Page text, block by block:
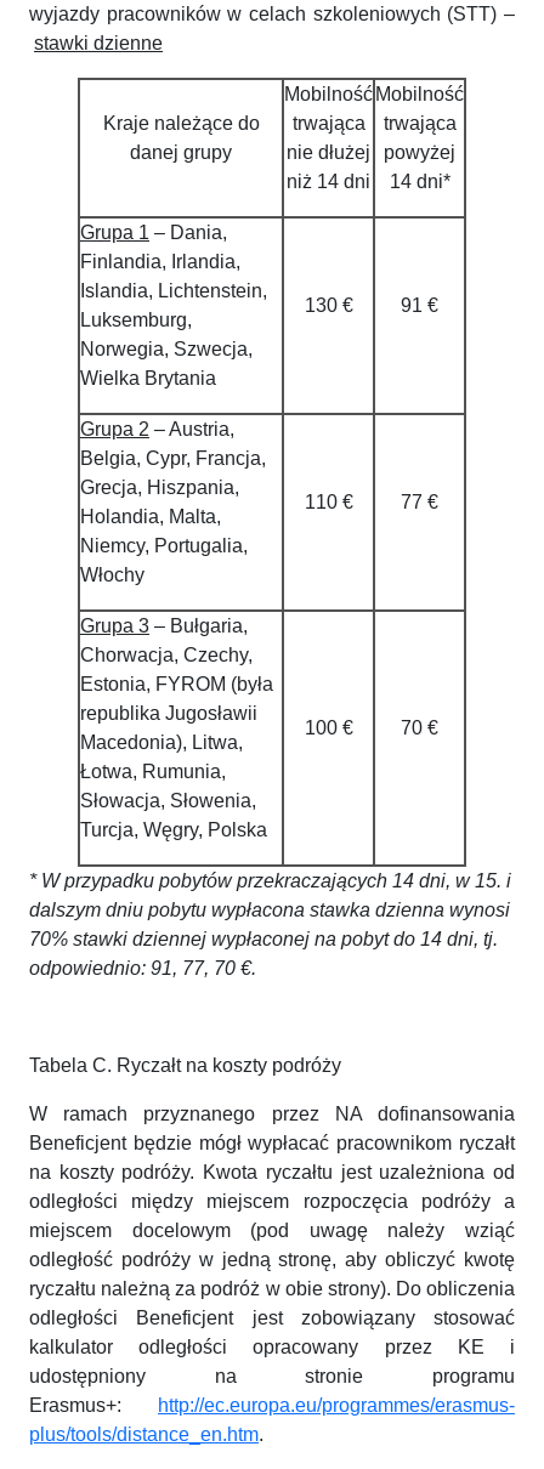
wyjazdy pracowników w celach szkoleniowych (STT) –
stawki dzienne
Kraje należące do
danej grupy
Mobilność
trwająca
nie dłużej
niż 14 dni
Mobilność
trwająca
powyżej
14 dni*
Grupa 1 – Dania,
Finlandia, Irlandia,
Islandia, Lichtenstein,
Luksemburg,
Norwegia, Szwecja,
Wielka Brytania
130 € 91 €
Grupa 2 – Austria,
Belgia, Cypr, Francja,
Grecja, Hiszpania,
Holandia, Malta,
Niemcy, Portugalia,
Włochy
110 € 77 €
Grupa 3 – Bułgaria,
Chorwacja, Czechy,
Estonia, FYROM (była
republika Jugosławii
Macedonia), Litwa,
Łotwa, Rumunia,
Słowacja, Słowenia,
Turcja, Węgry, Polska
100 € 70 €
* W przypadku pobytów przekraczających 14 dni, w 15. i
dalszym dniu pobytu wypłacona stawka dzienna wynosi
70% stawki dziennej wypłaconej na pobyt do 14 dni, tj.
odpowiednio: 91, 77, 70 €.
Tabela C. Ryczałt na koszty podróży
W ramach przyznanego przez NA dofinansowania
Beneficjent będzie mógł wypłacać pracownikom ryczałt
na koszty podróży. Kwota ryczałtu jest uzależniona od
odległości między miejscem rozpoczęcia podróży a
miejscem docelowym (pod uwagę należy wziąć
odległość podróży w jedną stronę, aby obliczyć kwotę
ryczałtu należną za podróż w obie strony). Do obliczenia
odległości Beneficjent jest zobowiązany stosować
kalkulator odległości opracowany przez KE i
udostępniony na stronie programu
Erasmus+:
http://ec.europa.eu/programmes/erasmus-
plus/tools/distance_en.htm.